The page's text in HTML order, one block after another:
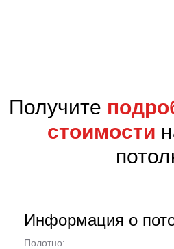
Получите
стоимости
Информация о
Полотно: